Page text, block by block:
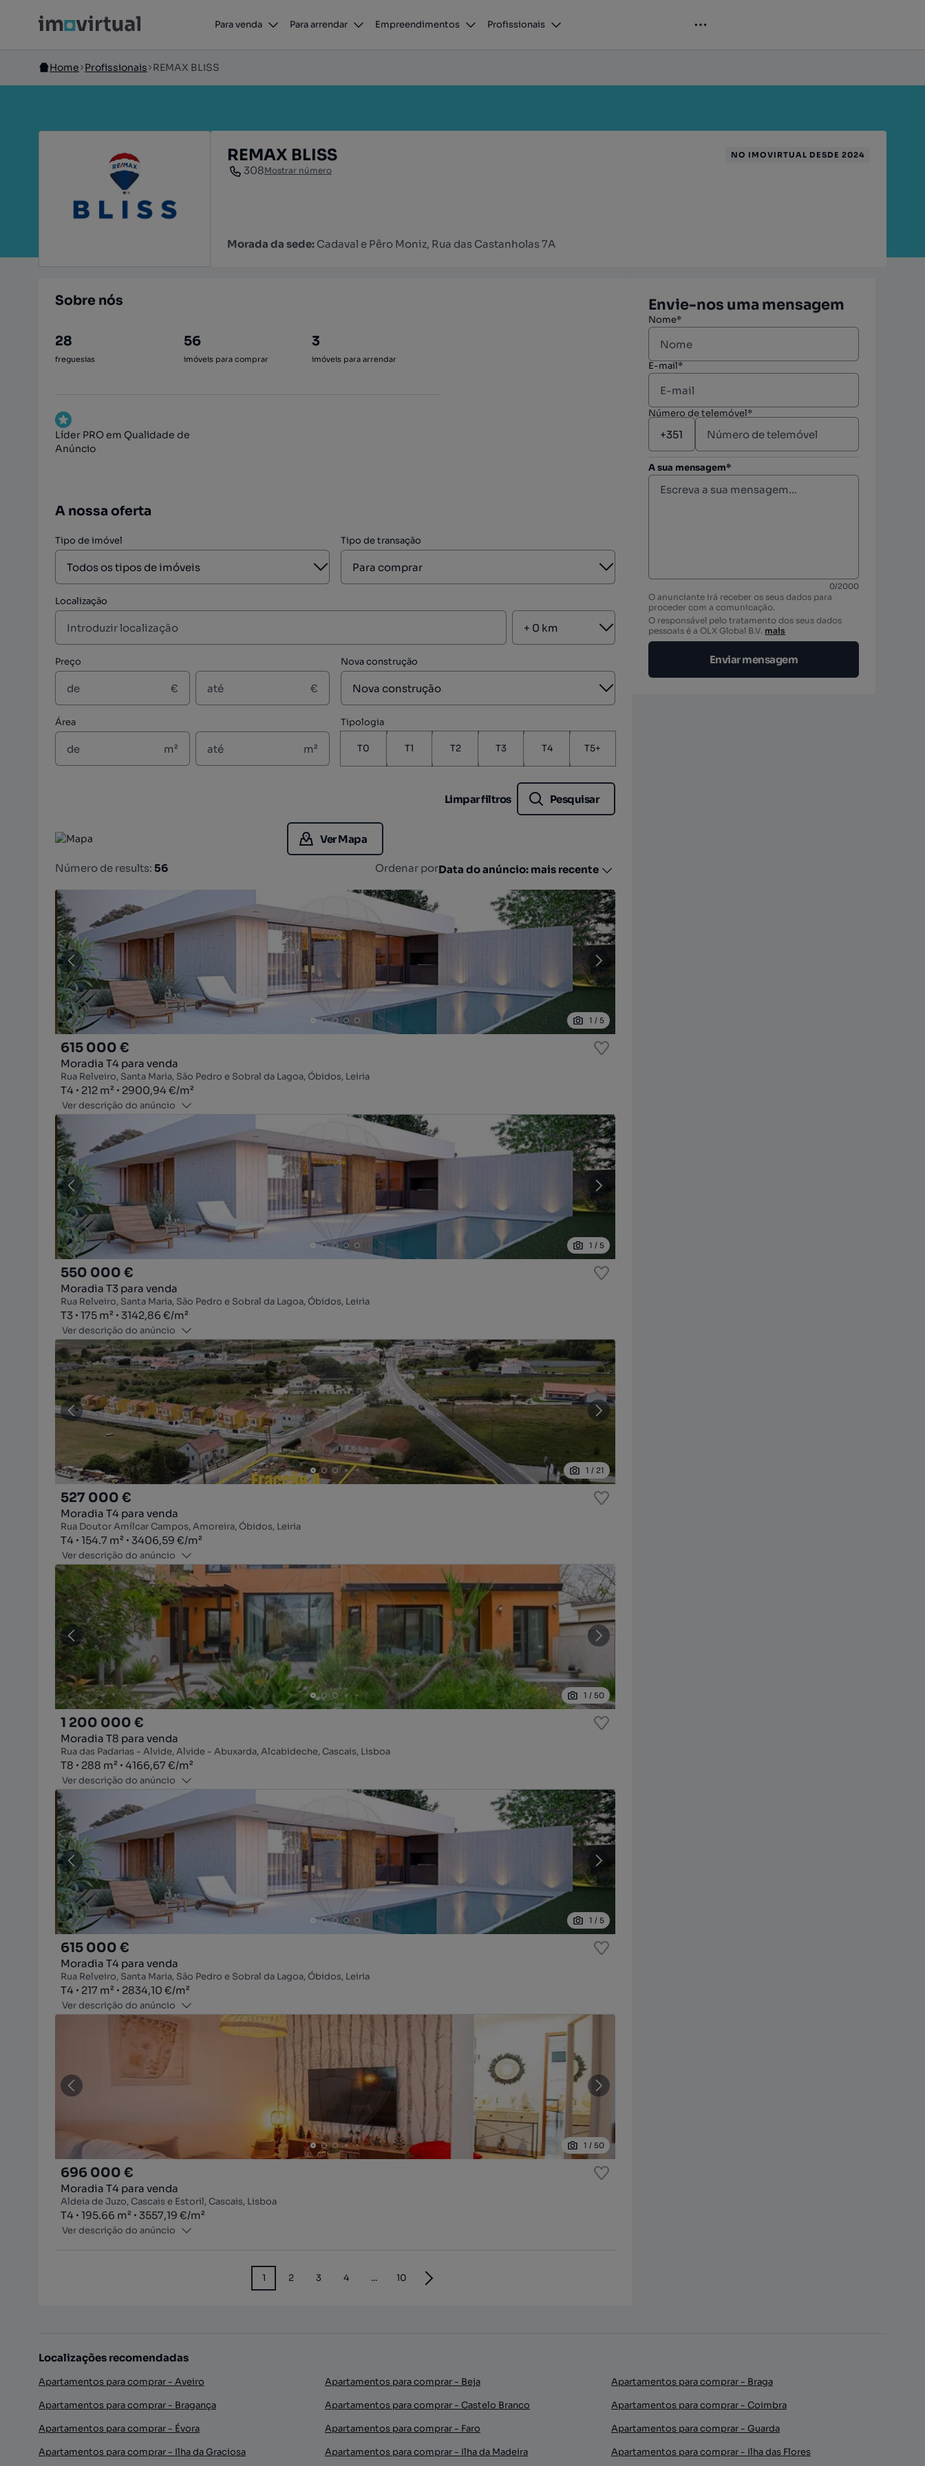
Para venda Para arrendar Empreendimentos Profissionais
Home Profissionais REMAX BLISS
REMAX BLISS
308Mostrar número
Morada da sede: Cadaval e Pêro Moniz, Rua das Castanholas 7A
NO IMOVIRTUAL DESDE 2024
Sobre nós
28
freguesias
56
imóveis para comprar
3
imóveis para arrendar
Líder PRO em Qualidade de
Anúncio
A nossa oferta
Tipo de imóvel
Aberto
Tipo de transação
Aberto
Localização
Aberto
Nova construção
Aberto
Preço
€ €
Área
m² m²
Tipologia
T0 T1 T2 T3 T4 T5+
Limpar filtros Pesquisar
Ver Mapa
Número de results: 56 Ordenar porData do anúncio: mais recente
1 / 5
615 000 €
Moradia T4 para venda
Rua Relveiro, Santa Maria, São Pedro e Sobral da Lagoa, Óbidos, Leiria
Tipologia
T4
Zona212 m²
Preço por metro quadrado
2900,94 €/m²
Ver descrição do anúncio
1 / 5
550 000 €
Moradia T3 para venda
Rua Relveiro, Santa Maria, São Pedro e Sobral da Lagoa, Óbidos, Leiria
Tipologia
T3
Zona175 m²
Preço por metro quadrado
3142,86 €/m²
Ver descrição do anúncio
1 / 21
527 000 €
Moradia T4 para venda
Rua Doutor Amílcar Campos, Amoreira, Óbidos, Leiria
Tipologia
T4
Zona154.7 m²
Preço por metro quadrado
3406,59 €/m²
Ver descrição do anúncio
1 / 50
1 200 000 €
Moradia T8 para venda
Rua das Padarias - Alvide, Alvide - Abuxarda, Alcabideche, Cascais, Lisboa
Tipologia
T8
Zona288 m²
Preço por metro quadrado
4166,67 €/m²
Ver descrição do anúncio
1 / 5
615 000 €
Moradia T4 para venda
Rua Relveiro, Santa Maria, São Pedro e Sobral da Lagoa, Óbidos, Leiria
Tipologia
T4
Zona217 m²
Preço por metro quadrado
2834,10 €/m²
Ver descrição do anúncio
1 / 50
696 000 €
Moradia T4 para venda
Aldeia de Juzo, Cascais e Estoril, Cascais, Lisboa
Tipologia
T4
Zona195.66 m²
Preço por metro quadrado
3557,19 €/m²
Ver descrição do anúncio
1 2 3 4 ... 10
Envie-nos uma mensagem
Nome*
E-mail*
Número de telemóvel*
A sua mensagem*
0/2000
O anunciante irá receber os seus dados para
proceder com a comunicação.
O responsável pelo tratamento dos seus dados
pessoais é a OLX Global B.V. mais
Enviar mensagem
Localizações recomendadas
Apartamentos para comprar - Aveiro Apartamentos para comprar - Beja
Apartamentos para comprar - Braga
Apartamentos para comprar - Bragança
Apartamentos para comprar - Castelo Branco
Apartamentos para comprar - Coimbra
Apartamentos para comprar - Évora
Apartamentos para comprar - Faro
Apartamentos para comprar - Guarda
Apartamentos para comprar - Ilha da Graciosa
Apartamentos para comprar - Ilha da Madeira Apartamentos para comprar - Ilha das Flores